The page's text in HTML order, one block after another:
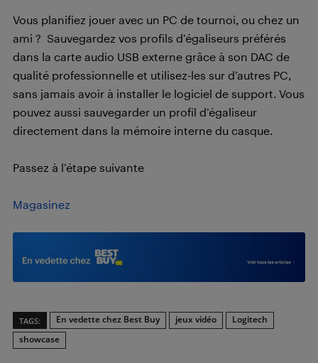
Vous planifiez jouer avec un PC de tournoi, ou chez un
ami ? Sauvegardez vos profils d’égaliseurs préférés
dans la carte audio USB externe grâce à son DAC de
qualité professionnelle et utilisez-les sur d’autres PC,
sans jamais avoir à installer le logiciel de support. Vous
pouvez aussi sauvegarder un profil d’égaliseur
directement dans la mémoire interne du casque.
Passez à l’étape suivante
Magasinez
TAGS: En vedette chez Best Buy jeux vidéo
Logitech
showcase